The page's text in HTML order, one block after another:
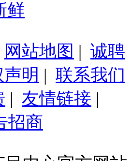
鲜
网站地图 | 诚聘
明 | 联系我们
| 友情链接 |
招商